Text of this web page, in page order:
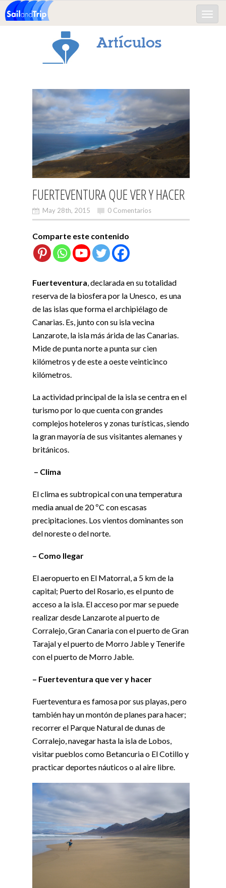
Toggle
Artículos
FUERTEVENTURA QUE VER Y HACER
May 28th, 2015 0 Comentarios
Comparte este contenido
Fuerteventura , declarada en su totalidad
reserva de la biosfera por la Unesco, es una
de las islas que forma el archipiélago de
Canarias. Es, junto con su isla vecina
Lanzarote, la isla más árida de las Canarias.
Mide de punta norte a punta sur cien
kilómetros y de este a oeste veinticinco
kilómetros.
La actividad principal de la isla se centra en el
turismo por lo que cuenta con grandes
complejos hoteleros y zonas turísticas, siendo
la gran mayoría de sus visitantes alemanes y
británicos.
– Clima
El clima es subtropical con una temperatura
media anual de 20 ºC con escasas
precipitaciones. Los vientos dominantes son
del noreste o del norte.
– Como llegar
El aeropuerto en El Matorral, a 5 km de la
capital; Puerto del Rosario, es el punto de
acceso a la isla. El acceso por mar se puede
realizar desde Lanzarote al puerto de
Corralejo, Gran Canaria con el puerto de Gran
Tarajal y el puerto de Morro Jable y Tenerife
con el puerto de Morro Jable.
– Fuerteventura que ver y hacer
Fuerteventura es famosa por sus playas, pero
también hay un montón de planes para hacer;
recorrer el Parque Natural de dunas de
Corralejo, navegar hasta la isla de Lobos,
visitar pueblos como Betancuria o El Cotillo y
practicar deportes náuticos o al aire libre.